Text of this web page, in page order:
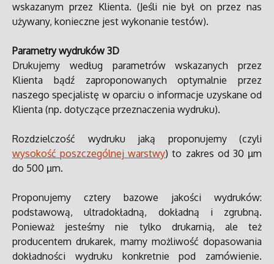
wskazanym przez Klienta. (Jeśli nie był on przez nas
używany, konieczne jest wykonanie testów).
Parametry wydruków 3D
Drukujemy według parametrów wskazanych przez
Klienta bądź zaproponowanych optymalnie przez
naszego specjalistę w oparciu o informacje uzyskane od
Klienta (np. dotyczące przeznaczenia wydruku).
Rozdzielczość wydruku jaką proponujemy (czyli
wysokość poszczególnej warstwy) to zakres od 30 µm
do 500 µm.
Proponujemy cztery bazowe jakości wydruków:
podstawową, ultradokładną, dokładną i zgrubną.
Ponieważ jesteśmy nie tylko drukarnią, ale też
producentem drukarek, mamy możliwość dopasowania
dokładności wydruku konkretnie pod zamówienie.